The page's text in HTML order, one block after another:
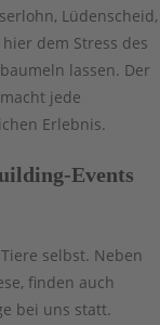
Lüdenscheid,
dem Stress des
lassen. Der
jede
Erlebnis.
Events
selbst. Neben
finden auch
bei uns statt.